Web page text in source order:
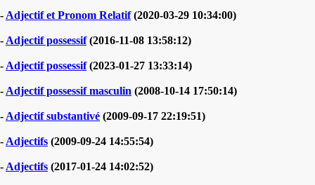
- Adjectif et Pronom Relatif(2020-03-29 10:34:00)
- Adjectif possessif(2016-11-08 13:58:12)
- Adjectif possessif(2023-01-27 13:33:14)
- Adjectif possessif masculin (2008-10-14 17:50:14)
- Adjectif substantivé (2009-09-17 22:19:51)
- Adjectifs (2009-09-24 14:55:54)
- Adjectifs (2017-01-24 14:02:52)